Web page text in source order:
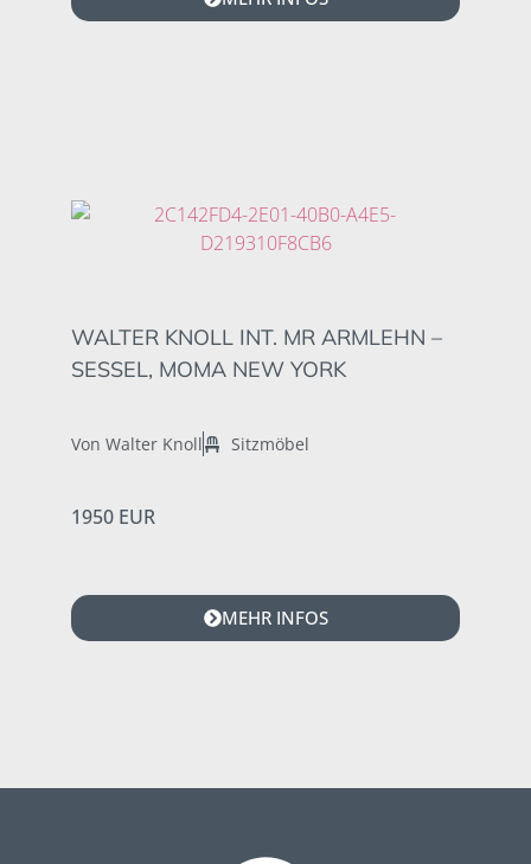
WALTER KNOLL INT. MR ARMLEHN –
SESSEL, MOMA NEW YORK
Von Walter Knoll Sitzmöbel
1950 EUR
MEHR INFOS